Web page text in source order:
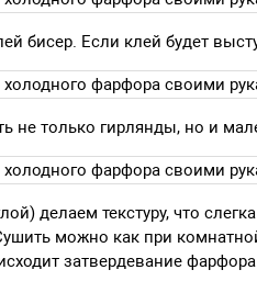
бисер. Если клей будет
не только гирлянды, но и
делаем текстуру, что
можно как при
затвердевание